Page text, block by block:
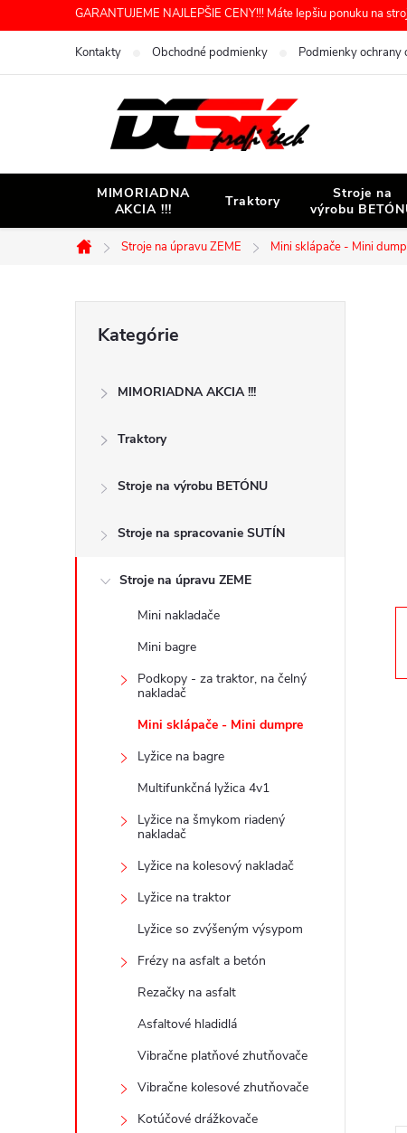
na
GARANTUJEME NAJLEPŠIE CENY!!! Máte lepšiu ponuku na
Kontakty Obchodné podmienky Podmienky ochrany
MIMORIADNA
AKCIA !!!
Traktory
Stroje na
výrobu
Domov
Stroje na úpravu ZEME Mini sklápače - Mini
p
kategórie
Kategórie
MIMORIADNA AKCIA !!!
Traktory
Stroje na výrobu BETÓNU
Stroje na spracovanie SUTÍN
Stroje na úpravu ZEME
Mini nakladače
Mini bagre
Podkopy - za traktor, na čelný
nakladač
Mini sklápače - Mini dumpre
Lyžice na bagre
Multifunkčná lyžica 4v1
Lyžice na šmykom riadený
nakladač
Lyžice na kolesový nakladač
Lyžice na traktor
Lyžice so zvýšeným výsypom
Frézy na asfalt a betón
Rezačky na asfalt
Asfaltové hladidlá
Vibračne platňové zhutňovače
Vibračne kolesové zhutňovače
Kotúčové drážkovače